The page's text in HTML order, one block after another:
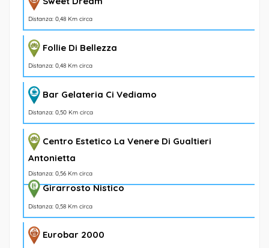
Distanza: 0,48 Km circa
Follie Di Bellezza
Distanza: 0,48 Km circa
Bar Gelateria Ci Vediamo
Distanza: 0,50 Km circa
Centro Estetico La Venere Di Gualtieri
Antonietta
Distanza: 0,56 Km circa
Girarrosto Nistico
Distanza: 0,58 Km circa
Eurobar 2000